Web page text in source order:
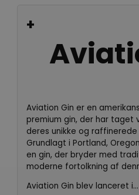
+
Aviation Gin er en
premium gin, der har taget
deres unikke og
Grundlagt i Portland,
en gin, der bryder med
moderne fortolkning af
Aviation Gin blev lanceret i...